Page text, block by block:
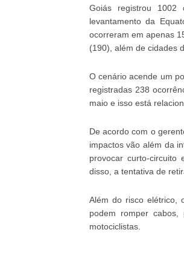
Goiás registrou 1002
levantamento da
ocorreram em apenas
(190), além de cidades
O cenário acende um
registradas 238
maio e isso está
De acordo com o
impactos vão além da
provocar curto-circuito
disso, a tentativa de
Além do risco elétrico,
podem romper cabos,
motociclistas.